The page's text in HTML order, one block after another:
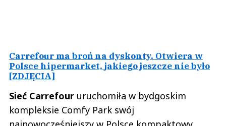
Carrefour ma broń na dyskonty. Otwiera w
Polsce hipermarket, jakiego jeszcze nie było
[ZDJĘCIA]
Sieć Carrefour uruchomiła w bydgoskim
kompleksie Comfy Park swój